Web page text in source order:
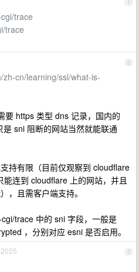
1
trace
trace
2
cn/learning/ssl/what-is-
要 https 类型 dns 记录，国内的
sni 阻断的网站当然就能联通
持有限（目前仅观察到 cloudflare
连到 cloudflare 上的网站，并且
，且需客户端支持。
trace 中的 sni 字段，一般是
，分别对应 esni 是否启用。
3